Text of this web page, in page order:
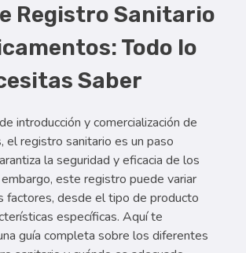
Registro Sanitario
Todo lo
Saber
introducción y comercialización de
el registro sanitario es un paso
la seguridad y eficacia de los
este registro puede variar
factores, desde el tipo de producto
específicas. Aquí te
guía completa sobre los diferentes